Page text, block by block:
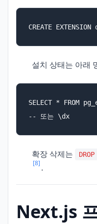
CREATE
설치 상태는 아래
SELECT * FROM
-- 또는 \dx
확장 삭제는
[8] .
Next.js